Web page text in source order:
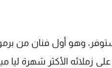
وهو ​أول فنان من
زملائه الأكثر شهرة ليا